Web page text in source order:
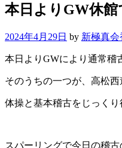
本日よりGW休館
2024年4月29日 by 新極真
本日よりGWにより通常稽
そのうちの一つが、高松西
体操と基本稽古をじっくり
スパーリングで今日の稽古